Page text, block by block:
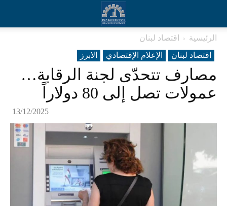
الرئيسية
اقتصاد لبنان
اقتصاد لبنان
الإعلام الإقتصادي الابرز
مصارف تتحدّى لجنة الرقابة…
عمولات تصل إلى 80 دولاراً
13/12/2025